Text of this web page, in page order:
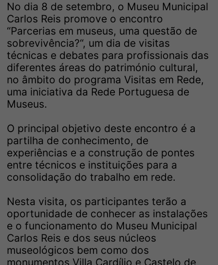
No dia 8 de setembro, o Museu Municipal
Carlos Reis promove o encontro
“Parcerias em museus, uma questão de
sobrevivência?“, um dia de visitas
técnicas e debates para profissionais das
diferentes áreas do património cultural,
no âmbito do programa Visitas em Rede,
uma iniciativa da Rede Portuguesa de
Museus.
O principal objetivo deste encontro é a
partilha de conhecimento, de
experiências e a construção de pontes
entre técnicos e instituições para a
consolidação do trabalho em rede.
Nesta visita, os participantes terão a
oportunidade de conhecer as instalações
e o funcionamento do Museu Municipal
Carlos Reis e dos seus núcleos
museológicos bem como dos
monumentos Villa Cardílio e Castelo de